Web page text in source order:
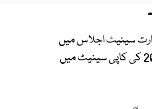
سینیٹ اجلاس میں
ہوا جس میں وفاقی وزیر خزانہ سینیٹر محمد اورنگزیب نے فنانس بل 2026 کی کاپی سینیٹ میں